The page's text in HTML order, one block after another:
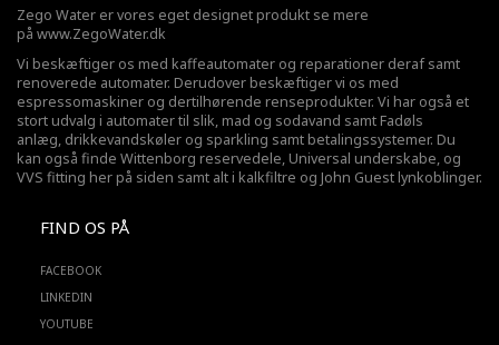
Zego Water er vores eget designet produkt se mere
på www.ZegoWater.dk
Vi beskæftiger os med kaffeautomater og reparationer deraf samt
renoverede automater. Derudover beskæftiger vi os med
espressomaskiner og dertilhørende renseprodukter. Vi har også et
stort udvalg i automater til slik, mad og sodavand samt Fadøls
anlæg, drikkevandskøler og sparkling samt betalingssystemer. Du
kan også finde Wittenborg reservedele, Universal underskabe, og
VVS fitting her på siden samt alt i kalkfiltre og John Guest lynkoblinger.
FIND OS PÅ
FACEBOOK
LINKEDIN
YOUTUBE